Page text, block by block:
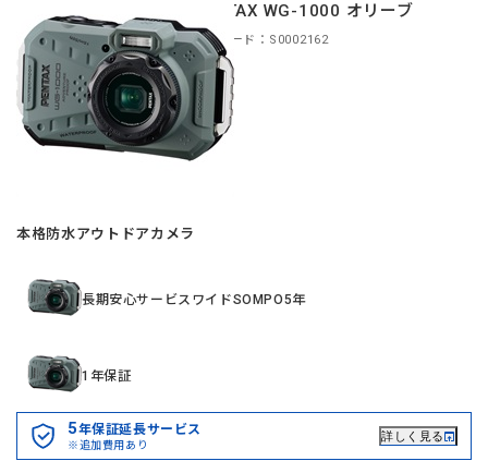
PENTAX WG-1000 オリーブ
商品コード：S0002162
本格防水アウトドアカメラ
長期安心サービスワイドSOMPO5年
1年保証
5年保証延長サービス
※追加費用あり
詳しく見る